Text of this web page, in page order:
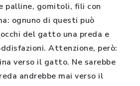
palline, gomitoli, fili con
ognuno di questi può
del gatto una preda e
Attenzione, però:
verso il gatto. Ne sarebbe
andrebbe mai verso il